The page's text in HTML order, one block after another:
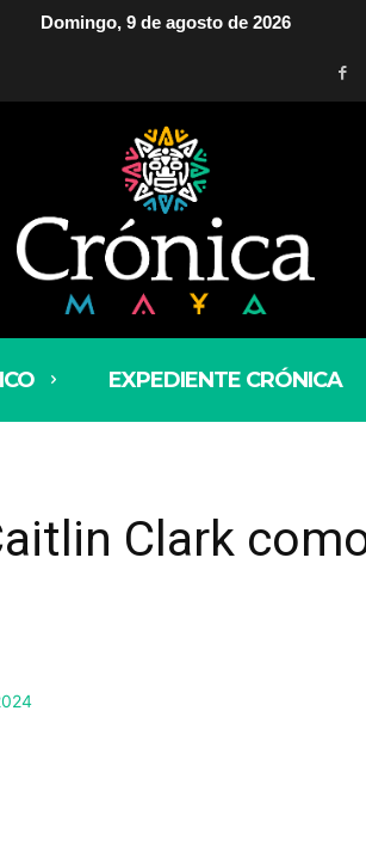
Domingo, 9 de agosto de 2026
EXPEDIENTE CRÓNICA
Clark